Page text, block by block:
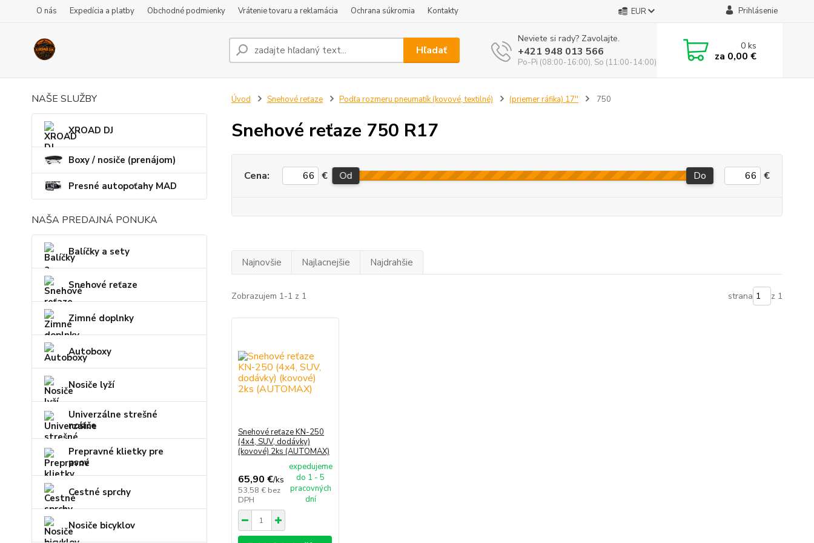
O nás Expedícia a platby Obchodné podmienky Vrátenie tovaru a reklamácia Ochrana súkromia Kontakty EUR Prihlásenie
Hľadať
Neviete si rady? Zavolajte.
+421 948 013 566
Po-Pi (08:00-16:00), So (11:00-14:00)
0ks
za 0,00 €
NAŠE SLUŽBY
XROAD DJ
Boxy / nosiče (prenájom)
Presné autopoťahy MAD
NAŠA PREDAJNÁ PONUKA
Balíčky a sety
Snehové reťaze
Zimné doplnky
Autoboxy
Nosiče lyží
Univerzálne strešné
nosiče
Prepravné klietky pre
psov
Cestné sprchy
Nosiče bicyklov
Úvod Snehové reťaze Podľa rozmeru pneumatík (kovové, textilné) (priemer ráfika) 17'' 750
Snehové reťaze 750 R17
Cena: € Od Do €
Najnovšie Najlacnejšie Najdrahšie
Zobrazujem 1-1 z 1 strana z 1
Snehové reťaze KN-250
(4x4, SUV, dodávky)
(kovové) 2ks (AUTOMAX)
65,90 €/ks
53,58 € bez
DPH
expedujeme
do 1 - 5
pracovných
dní